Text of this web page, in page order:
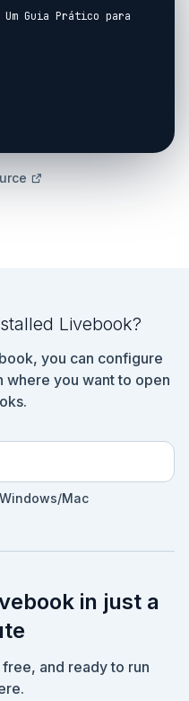
Livebook?
you can configure
you want to open
Mac
in just a
and ready to run